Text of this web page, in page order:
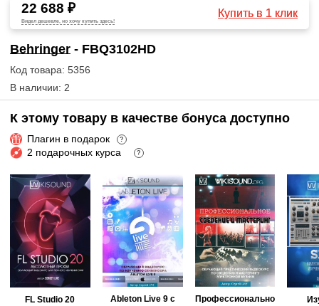
22 688 ₽
Видел дешевле, но хочу купить здесь!
Купить в 1 клик
Behringer - FBQ3102HD
Код товара: 5356
В наличии: 2
К этому товару в качестве бонуса доступно
Плагин в подарок ?
2 подарочных курса ?
FL Studio 20
Ableton Live 9 с
Профессионально